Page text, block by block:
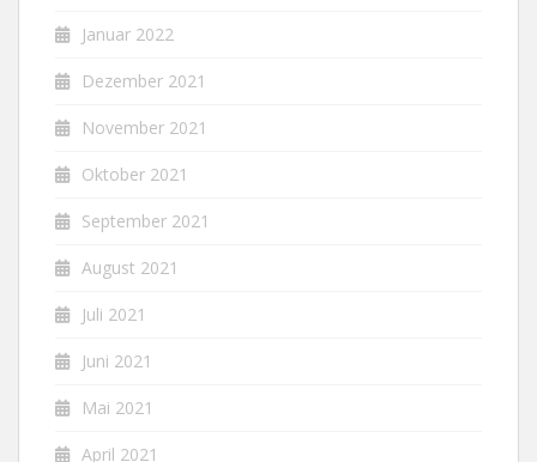
Januar 2022
Dezember 2021
November 2021
Oktober 2021
September 2021
August 2021
Juli 2021
Juni 2021
Mai 2021
April 2021